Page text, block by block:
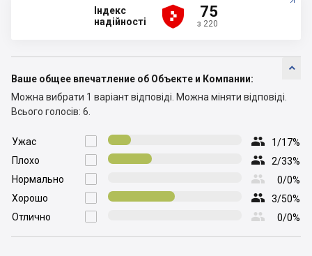
Індекс
надійності




 75
з 220

Ваше общее впечатление об Объекте и Компании:
Можна вибрати 1 варіант відповіді. Можна міняти відповіді.
Всього голосів: 6.

Ужас  1/17%

Плохо  2/33%

Нормально  0/0%

Хорошо  3/50%

Отлично  0/0%